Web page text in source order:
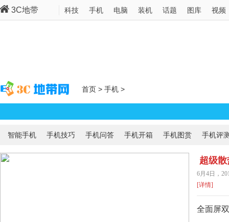
3C地带 科技 手机 电脑 装机 话题 图库 视频
首页 > 手机 >
智能手机 手机技巧 手机问答 手机开箱 手机图赏 手机评
超级
机震撼
6月4日，
[详情]
全面屏